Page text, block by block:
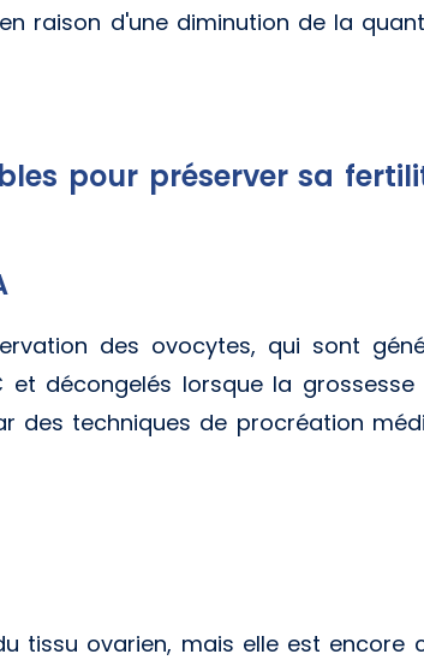
raison d'une diminution de la
pour préserver sa
des ovocytes, qui sont
décongelés lorsque la grossesse
des techniques de procréation
tissu ovarien, mais elle est encore